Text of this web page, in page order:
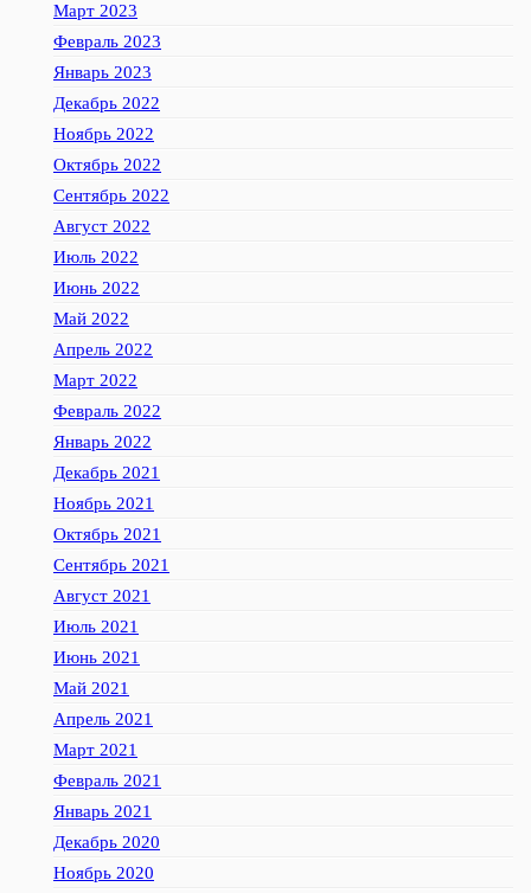
Март 2023
Февраль 2023
Январь 2023
Декабрь 2022
Ноябрь 2022
Октябрь 2022
Сентябрь 2022
Август 2022
Июль 2022
Июнь 2022
Май 2022
Апрель 2022
Март 2022
Февраль 2022
Январь 2022
Декабрь 2021
Ноябрь 2021
Октябрь 2021
Сентябрь 2021
Август 2021
Июль 2021
Июнь 2021
Май 2021
Апрель 2021
Март 2021
Февраль 2021
Январь 2021
Декабрь 2020
Ноябрь 2020